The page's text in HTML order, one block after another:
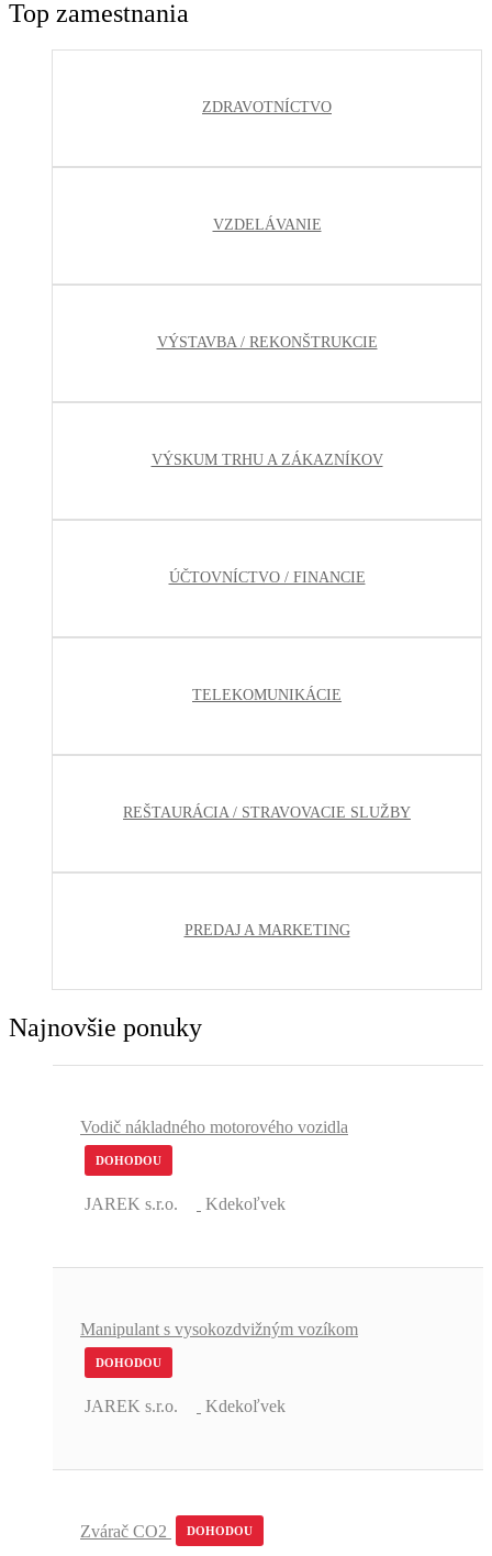
Top zamestnania
ZDRAVOTNÍCTVO
VZDELÁVANIE
VÝSTAVBA / REKONŠTRUKCIE
VÝSKUM TRHU A ZÁKAZNÍKOV
ÚČTOVNÍCTVO / FINANCIE
TELEKOMUNIKÁCIE
REŠTAURÁCIA / STRAVOVACIE SLUŽBY
PREDAJ A MARKETING
Najnovšie ponuky
Vodič nákladného motorového vozidla
DOHODOU
JAREK s.r.o. Kdekoľvek
Manipulant s vysokozdvižným vozíkom
DOHODOU
JAREK s.r.o. Kdekoľvek
Zvárač CO2 DOHODOU